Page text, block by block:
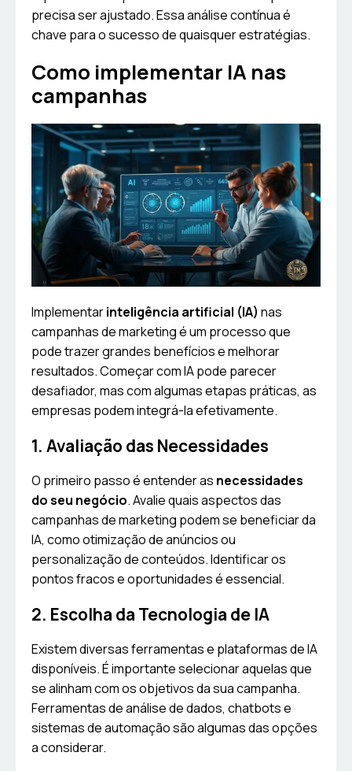
precisa ser ajustado. Essa análise contínua é
chave para o sucesso de quaisquer estratégias.
Como implementar IA nas
campanhas
Implementarinteligência artificial (IA) nas
campanhas de marketing é um processo que
pode trazer grandes benefícios e melhorar
resultados. Começar com IA pode parecer
desafiador, mas com algumas etapas práticas, as
empresas podem integrá-la efetivamente.
1. Avaliação das Necessidades
O primeiro passo é entender as necessidades
do seu negócio. Avalie quais aspectos das
campanhas de marketing podem se beneficiar da
IA, como otimização de anúncios ou
personalização de conteúdos. Identificar os
pontos fracos e oportunidades é essencial.
2. Escolha da Tecnologia de IA
Existem diversas ferramentas e plataformas de IA
disponíveis. É importante selecionar aquelas que
se alinham com os objetivos da sua campanha.
Ferramentas de análise de dados, chatbots e
sistemas de automação são algumas das opções
a considerar.